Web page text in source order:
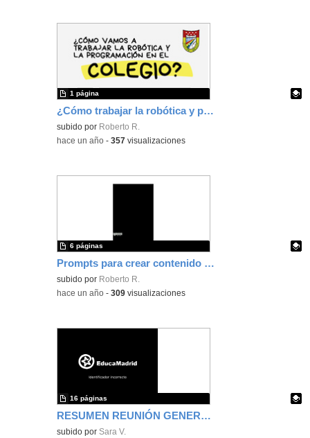
¿Cómo trabajar la robótica y programación en el colegio?
Contenido educativo.
subido por Roberto R.
1 página
-hace un año -357 visualizaciones
Prompts para crear contenido en Educación infantil y Primaria
Contenido educativo.
subido por Roberto R.
6 páginas
-hace un año -309 visualizaciones
RESUMEN REUNIÓN GENERAL TERCER TRIMESTRE
Contenido educativo.
subido por Sara V.
16 páginas